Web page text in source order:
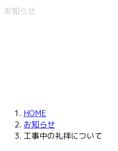
お知らせ
HOME
お知らせ
工事中の礼拝について